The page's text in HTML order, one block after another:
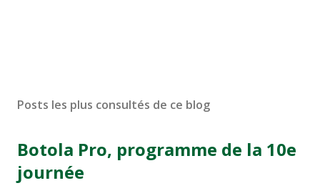
Posts les plus consultés de ce blog
Botola Pro, programme de la 10e
journée